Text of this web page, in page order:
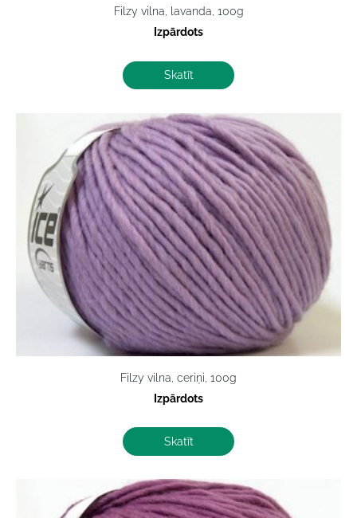
Filzy vilna, lavanda, 100g
Izpārdots
Skatīt
Filzy vilna, ceriņi, 100g
Izpārdots
Skatīt